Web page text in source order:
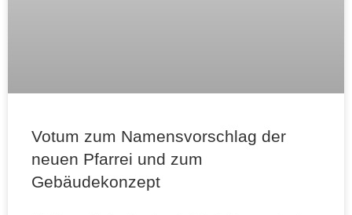
Votum zum Namensvorschlag der
neuen Pfarrei und zum
Gebäudekonzept